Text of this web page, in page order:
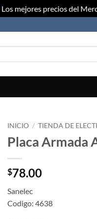
Los mejores precios del
INICIO / TIENDA DE
Placa Armada
$78.00
Sanelec
Codigo: 4638